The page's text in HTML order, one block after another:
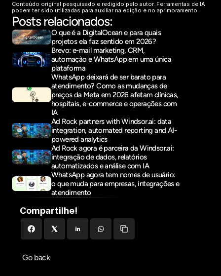
Conteúdo original pesquisado e redigido pelo autor. Ferramentas de IA
podem ter sido utilizadas para auxiliar na edição e no aprimoramento.
Posts relacionados:
O que é a DigitalOcean e para quais
projetos ela faz sentido em 2026?
Brevo: e-mail marketing, CRM,
automação e WhatsApp em uma única
plataforma
WhatsApp deixará de ser barato para
atendimento? Como as mudanças de
preços da Meta em 2026 afetam clínicas,
hospitais, e-commerce e operações com
IA
Ad Rock partners with Windsor.ai: data
integration, automated reporting and AI-
powered analytics
Ad Rock agora é parceira da Windsor.ai:
integração de dados, relatórios
automatizados e análise com IA
WhatsApp agora tem nomes de usuário:
o que muda para empresas, integrações e
atendimento
Compartilhe!
Go back